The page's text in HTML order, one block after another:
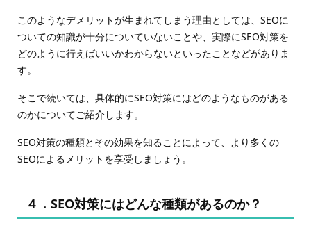
このようなデメリットが生まれてしまう理由としては、SEOに
ついての知識が十分についていないことや、実際にSEO対策を
どのように行えばいいかわからないといったことなどがありま
す。
そこで続いては、具体的にSEO対策にはどのようなものがある
のかについてご紹介します。
SEO対策の種類とその効果を知ることによって、より多くの
SEOによるメリットを享受しましょう。
４．SEO対策にはどんな種類があるのか？